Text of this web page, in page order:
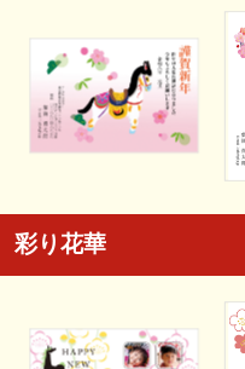
彩り花華